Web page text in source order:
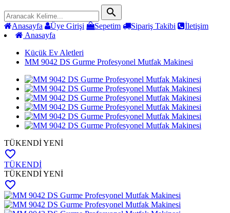
search
Anasayfa Üye Girişi Sepetim Sipariş Takibi
İletişim
Anasayfa
Küçük Ev Aletleri
MM 9042 DS Gurme Profesyonel Mutfak Makinesi
TÜKENDİYENİ
favorite_border
TÜKENDİ
TÜKENDİYENİ
favorite_border